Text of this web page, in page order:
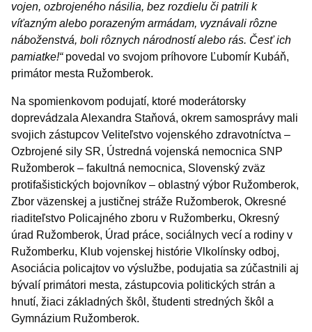
vojen, ozbrojeného násilia, bez rozdielu či patrili k
víťazným alebo porazeným armádam, vyznávali rôzne
náboženstvá, boli rôznych národností alebo rás. Česť ich
pamiatke!“povedal vo svojom príhovore Ľubomír Kubáň,
primátor mesta Ružomberok.
Na spomienkovom podujatí, ktoré moderátorsky
doprevádzala Alexandra Staňová, okrem samosprávy mali
svojich zástupcov Veliteľstvo vojenského zdravotníctva –
Ozbrojené sily SR, Ústredná vojenská nemocnica SNP
Ružomberok – fakultná nemocnica, Slovenský zväz
protifašistických bojovníkov – oblastný výbor Ružomberok,
Zbor väzenskej a justičnej stráže Ružomberok, Okresné
riaditeľstvo Policajného zboru v Ružomberku, Okresný
úrad Ružomberok, Úrad práce, sociálnych vecí a rodiny v
Ružomberku, Klub vojenskej histórie Vlkolínsky odboj,
Asociácia policajtov vo výslužbe, podujatia sa zúčastnili aj
bývalí primátori mesta, zástupcovia politických strán a
hnutí, žiaci základných škôl, študenti stredných škôl a
Gymnázium Ružomberok.